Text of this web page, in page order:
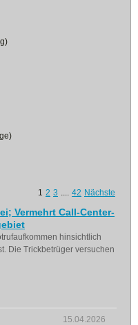
1 2 3 .... 42 Nächste
Vermehrt Call-Center-
hinsichtlich
Die Trickbetrüger versuchen
15.04.2026